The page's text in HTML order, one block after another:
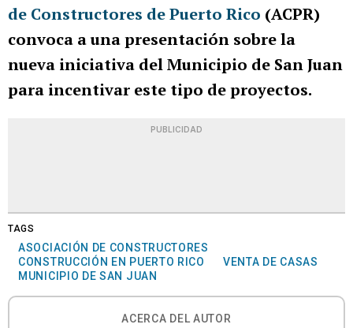
de Constructores de Puerto Rico (ACPR)
convoca a una presentación sobre la
nueva iniciativa del Municipio de San Juan
para incentivar este tipo de proyectos.
PUBLICIDAD
TAGS
ASOCIACIÓN DE CONSTRUCTORES
CONSTRUCCIÓN EN PUERTO RICO
VENTA DE CASAS
MUNICIPIO DE SAN JUAN
ACERCA DEL AUTOR